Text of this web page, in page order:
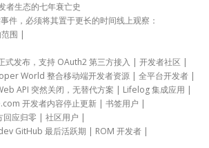
者生态的七年衰亡史
件，必须将其置于更长的时间线上观察：
围 |
发布，支持 OAuth2 第三方接入 | 开发者社区 |
World 整合移动端开发者资源 | 全平台开发者 |
API 突然关闭，无替代方案 | Lifelog 集成应用 |
开发者内容停止更新 | 书签用户 |
应归零 | 社区用户 |
GitHub 最后活跃期 | ROM 开发者 |